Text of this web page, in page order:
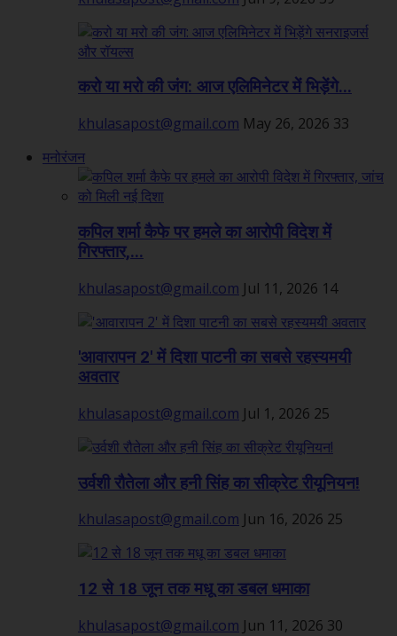
करो या मरो की जंग: आज एलिमिनेटर में भिड़ेंगे...
khulasapost@gmail.com May 26, 2026 33
मनोरंजन
कपिल शर्मा कैफे पर हमले का आरोपी विदेश में
गिरफ्तार,...
khulasapost@gmail.com Jul 11, 2026 14
'आवारापन 2' में दिशा पाटनी का सबसे रहस्यमयी
अवतार
khulasapost@gmail.com Jul 1, 2026 25
उर्वशी रौतेला और हनी सिंह का सीक्रेट रीयूनियन!
khulasapost@gmail.com Jun 16, 2026 25
12 से 18 जून तक मधू का डबल धमाका
khulasapost@gmail.com Jun 11, 2026 30